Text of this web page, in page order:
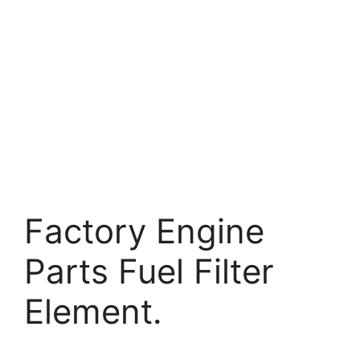
Factory Engine
Parts Fuel Filter
Element.